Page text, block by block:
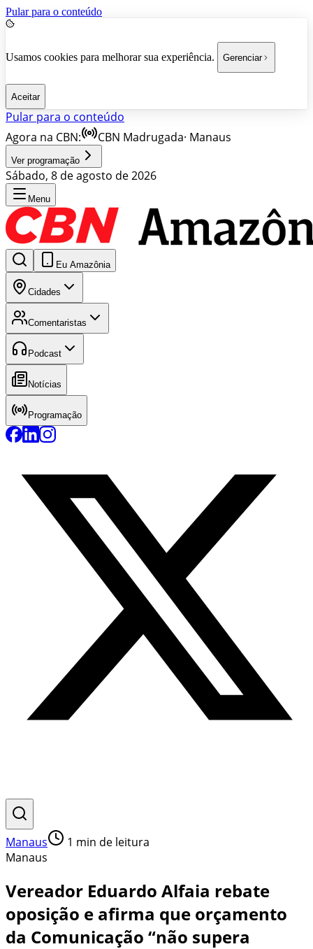
Pular para o conteúdo
Usamos cookies para melhorar sua experiência. Gerenciar
Aceitar
Pular para o conteúdo
Agora na CBN:
CBN Madrugada· Manaus
Ver programação
Sábado, 8 de agosto de 2026
Menu
Eu Amazônia
Cidades
Comentaristas
Podcast
Notícias
Programação
Manaus 1 min de leitura
Manaus
Vereador Eduardo Alfaia rebate
oposição e afirma que orçamento
da Comunicação “não supera